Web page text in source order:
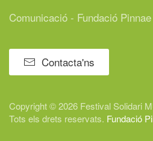
Comunicació - Fundació Pinnae
Contacta'ns
Copyright © 2026 Festival Solidari
Tots els drets reservats. Fundació